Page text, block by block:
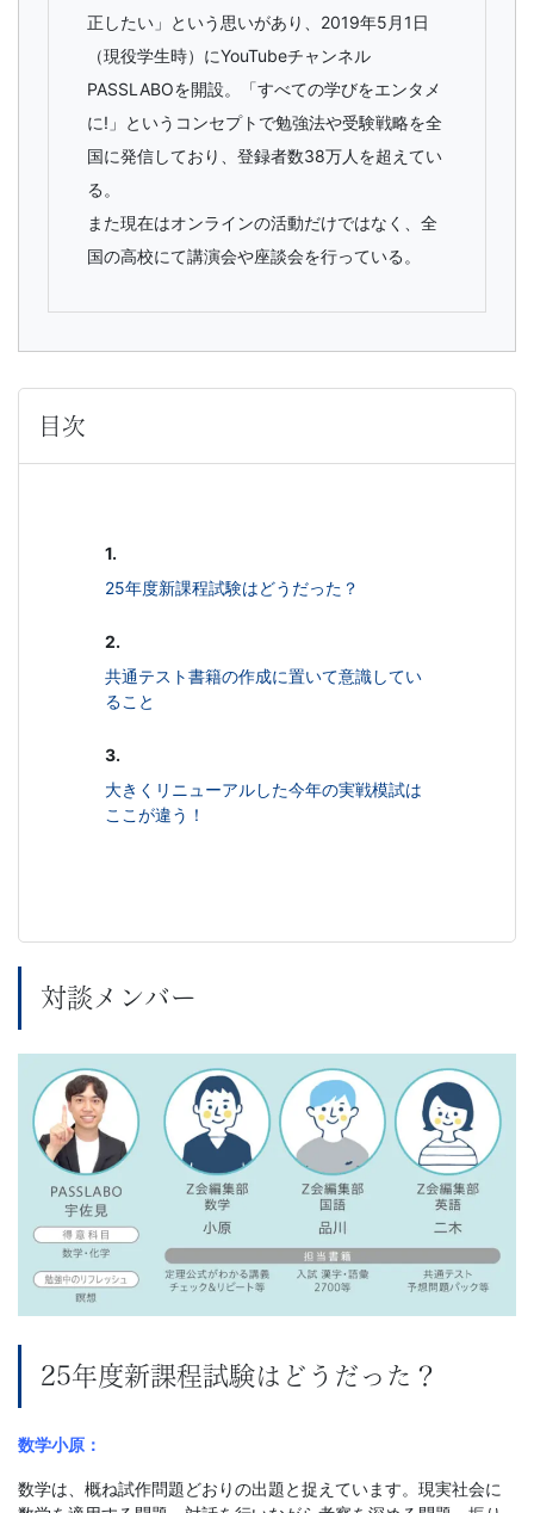
正したい」という思いがあり、2019年5月1日
（現役学生時）にYouTubeチャンネル
PASSLABOを開設。「すべての学びをエンタメ
に!」というコンセプトで勉強法や受験戦略を全
国に発信しており、登録者数38万人を超えてい
る。
また現在はオンラインの活動だけではなく、全
国の高校にて講演会や座談会を行っている。
目次
1.
25年度新課程試験はどうだった？
2.
共通テスト書籍の作成に置いて意識してい
ること
3.
大きくリニューアルした今年の実戦模試は
ここが違う！
対談メンバー
25年度新課程試験はどうだった？
数学小原：
数学は、概ね試作問題どおりの出題と捉えています。現実社会に